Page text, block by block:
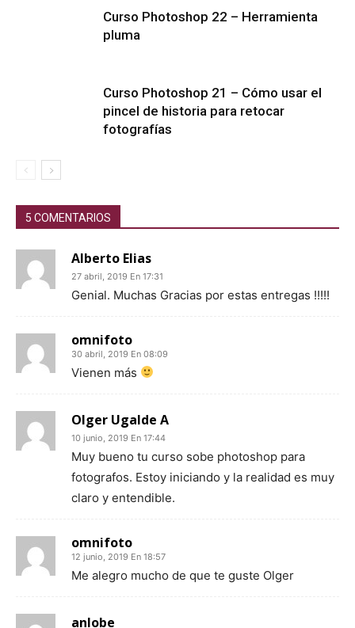
Curso Photoshop 22 – Herramienta
pluma
Curso Photoshop 21 – Cómo usar el
pincel de historia para retocar
fotografías
5 COMENTARIOS
Alberto Elias
27 abril, 2019 En 17:31
Genial. Muchas Gracias por estas entregas !!!!!
omnifoto
30 abril, 2019 En 08:09
Vienen más
Olger Ugalde A
10 junio, 2019 En 17:44
Muy bueno tu curso sobe photoshop para
fotografos. Estoy iniciando y la realidad es muy
claro y entendible.
omnifoto
12 junio, 2019 En 18:57
Me alegro mucho de que te guste Olger
anlobe